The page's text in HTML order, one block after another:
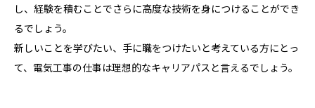
し、経験を積むことでさらに高度な技術を身につけることができ
るでしょう。
新しいことを学びたい、手に職をつけたいと考えている方にとっ
て、電気工事の仕事は理想的なキャリアパスと言えるでしょう。